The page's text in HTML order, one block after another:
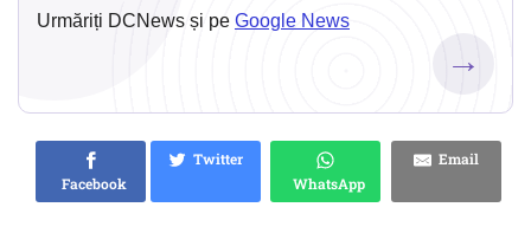
Urmăriți DCNews și pe Google News
→
Facebook
Twitter
WhatsApp
Email